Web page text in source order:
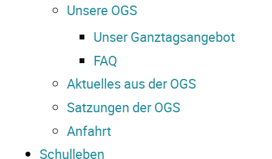
Unsere OGS
Unser Ganztagsangebot
FAQ
Aktuelles aus der OGS
Satzungen der OGS
Anfahrt
Schulleben